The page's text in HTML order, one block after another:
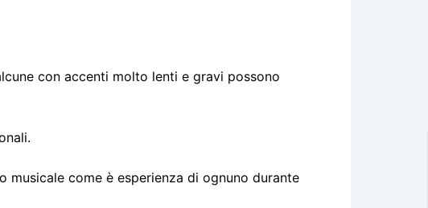
con accenti molto lenti e gravi possono
musicale come è esperienza di ognuno durante